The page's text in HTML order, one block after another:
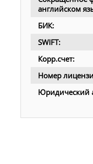
английском
БИК:
SWIFT:
Корр.счет:
Номер
Юридический